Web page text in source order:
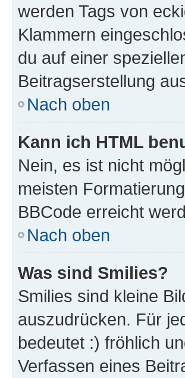
werden Tags von
Klammern
du auf einer
Beitragserstellung
Nach oben
Kann ich HTML
Nein, es ist nicht
meisten
BBCode erreicht
Nach oben
Was sind Smilies?
Smilies sind kleine
auszudrücken. Für
bedeutet :) fröhlich
Verfassen eines